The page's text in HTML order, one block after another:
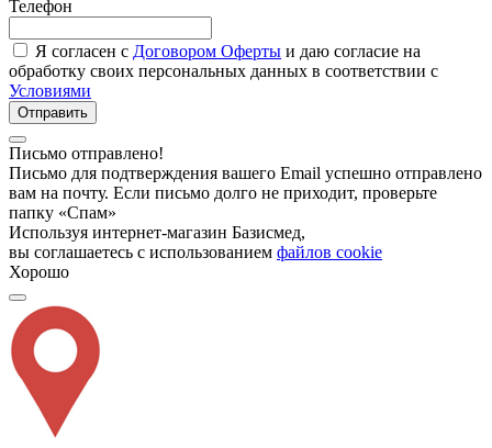
Телефон
Я согласен с Договором Оферты и даю согласие на
обработку своих персональных данных в соответствии с
Условиями
Отправить
Письмо отправлено!
Письмо для подтверждения вашего Email успешно отправлено
вам на почту. Если письмо долго не приходит, проверьте
папку «Спам»
Используя интернет-магазин Базисмед,
вы соглашаетесь с использованием файлов cookie
Хорошо